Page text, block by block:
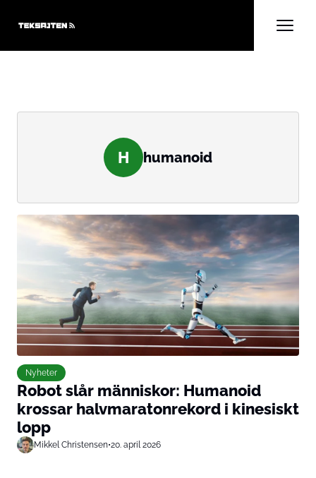
H humanoid
Nyheter
Robot slår människor: Humanoid
krossar halvmaratonrekord i kinesiskt
lopp
Mikkel Christensen•20. april 2026